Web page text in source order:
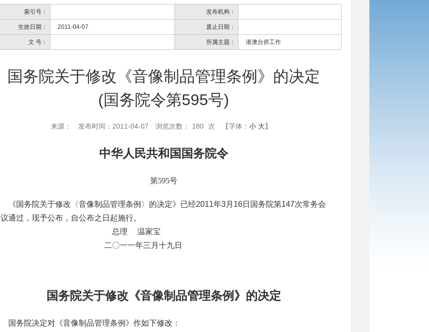
索引号： 发布机构：
生效日期： 2011-04-07 废止日期：
文 号： 所属主题： 港澳台侨工作
国务院关于修改《音像制品管理条例》的决定
(国务院令第595号)
来源： 发布时间：2011-04-07 浏览次数： 180 次 【字体： 小 大】
中华人民共和国国务院令
第595号
《国务院关于修改〈音像制品管理条例〉的决定》已经2011年3月 16日国务院第147次常务会
议通过，现予公布，自公布之日起施行。
总理 温家宝
二〇一一年三月十九日
国务院关于修改《音像制品管理条例》的决定
国务院决定对《音像制品管理条例》作如下修改：